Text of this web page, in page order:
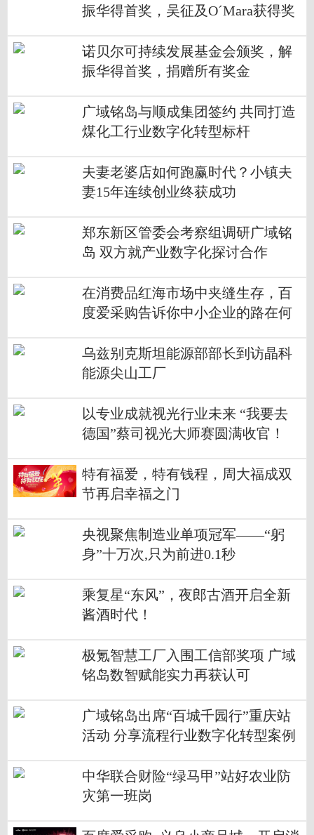
振华得首奖，吴征及O´Mara获得奖
诺贝尔可持续发展基金会颁奖，解
振华得首奖，捐赠所有奖金
广域铭岛与顺成集团签约 共同打造
煤化工行业数字化转型标杆
夫妻老婆店如何跑赢时代？小镇夫
妻15年连续创业终获成功
郑东新区管委会考察组调研广域铭
岛 双方就产业数字化探讨合作
在消费品红海市场中夹缝生存，百
度爱采购告诉你中小企业的路在何
乌兹别克斯坦能源部部长到访晶科
能源尖山工厂
以专业成就视光行业未来 “我要去
德国”蔡司视光大师赛圆满收官！
特有福爱，特有钱程，周大福成双
节再启幸福之门
央视聚焦制造业单项冠军——“躬
身”十万次,只为前进0.1秒
乘复星“东风”，夜郎古酒开启全新
酱酒时代！
极氪智慧工厂入围工信部奖项 广域
铭岛数智赋能实力再获认可
广域铭岛出席“百城千园行”重庆站
活动 分享流程行业数字化转型案例
中华联合财险“绿马甲”站好农业防
灾第一班岗